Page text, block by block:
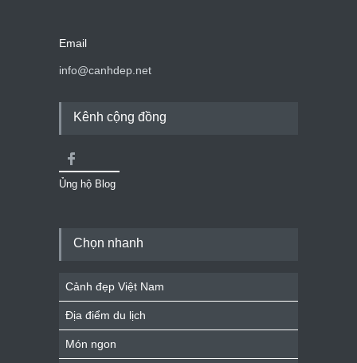
Email
info@canhdep.net
Kênh cộng đồng
Ủng hộ Blog
Chọn nhanh
Cảnh đẹp Việt Nam
Địa điểm du lịch
Món ngon